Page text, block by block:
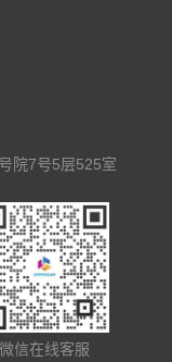
院7号5层525室
微信在线客服